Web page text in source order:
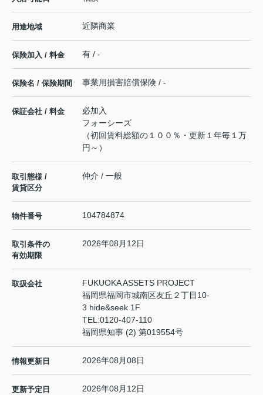
用途地域 近隣商業
保険加入 / 料金 有 / -
保険名 / 保険期間 事業用損害賠償保険 / -
保証会社 / 料金
必加入
フォーシーズ
（初回賃料総額の１００％・更新１年毎１万
円～）
取引態様 /
賃貸区分
仲介 / 一般
物件番号 104784874
取引条件の
有効期限
2026年08月12日
取扱会社
FUKUOKA ASSETS PROJECT
福岡県福岡市城南区友丘２丁目10-
3 hide&seek 1F
TEL:0120-407-110
福岡県知事 (2) 第019554号
情報更新日 2026年08月08日
更新予定日 2026年08月12日